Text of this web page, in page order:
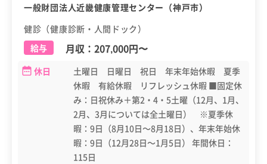
一般財団法人近畿健康管理センター（神戸市）
健診（健康診断・人間ドック）
給与
月収： 207,000円〜
休日
土曜日 日曜日 祝日 年末年始休暇 夏季
休暇 有給休暇 リフレッシュ休暇 ■固定休
み：日祝休み＋第2・4・5土曜（12月、1月、
2月、3月については全土曜日） ※夏季休
暇：9日（8月10日～8月18日）、年末年始休
暇：9日（12月28日～1月5日） 年間休日：
115日